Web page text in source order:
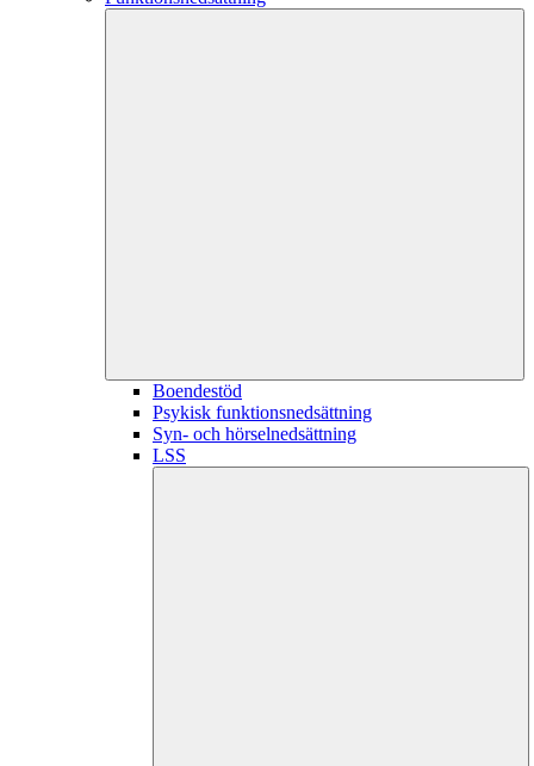
Boendestöd
Psykisk funktionsnedsättning
Syn- och hörselnedsättning
LSS